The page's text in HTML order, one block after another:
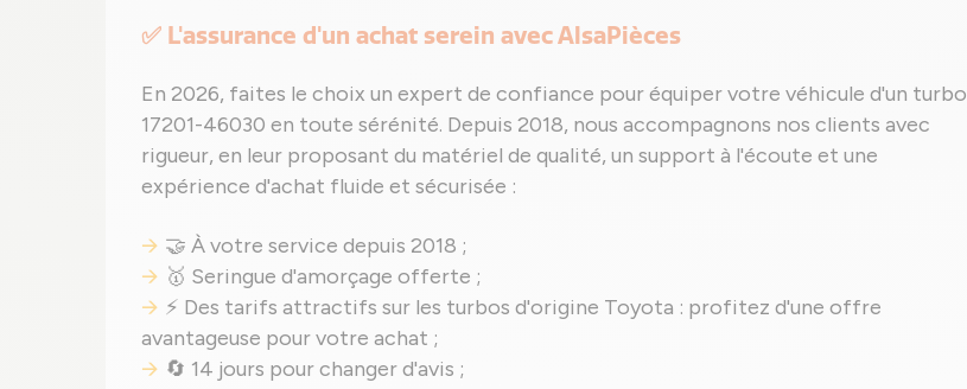
✅ L'assurance d'un achat serein avec AlsaPièces
En 2026, faites le choix un expert de confiance pour équiper votre véhicule d'un turbo
17201-46030 en toute sérénité. Depuis 2018, nous accompagnons nos clients avec
rigueur, en leur proposant du matériel de qualité, un support à l'écoute et une
expérience d'achat fluide et sécurisée :
🤝 À votre service depuis 2018 ;
🥇 Seringue d'amorçage offerte ;
⚡ Des tarifs attractifs sur les turbos d'origine Toyota : profitez d'une offre
avantageuse pour votre achat ;
🔄 14 jours pour changer d'avis ;